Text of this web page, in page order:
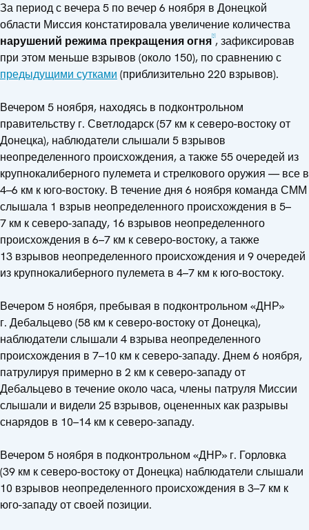
За период с вечера 5 по вечер 6 ноября в Донецкой
области Миссия констатировала увеличение количества
нарушений режима прекращения огня[1], зафиксировав
при этом меньше взрывов (около 150), по сравнению с
предыдущими сутками (приблизительно 220 взрывов).
Вечером 5 ноября, находясь в подконтрольном
правительству г. Светлодарск (57 км к северо-востоку от
Донецка), наблюдатели слышали 5 взрывов
неопределенного происхождения, а также 55 очередей из
крупнокалиберного пулемета и стрелкового оружия — все в
4–6 км к юго-востоку. В течение дня 6 ноября команда СММ
слышала 1 взрыв неопределенного происхождения в 5–
7 км к северо-западу, 16 взрывов неопределенного
происхождения в 6–7 км к северо-востоку, а также
13 взрывов неопределенного происхождения и 9 очередей
из крупнокалиберного пулемета в 4–7 км к юго-востоку.
Вечером 5 ноября, пребывая в подконтрольном «ДНР»
г. Дебальцево (58 км к северо‑востоку от Донецка),
наблюдатели слышали 4 взрыва неопределенного
происхождения в 7–10 км к северо-западу. Днем 6 ноября,
патрулируя примерно в 2 км к северо-западу от
Дебальцево в течение около часа, члены патруля Миссии
слышали и видели 25 взрывов, оцененных как разрывы
снарядов в 10–14 км к северо-западу.
Вечером 5 ноября в подконтрольном «ДНР» г. Горловка
(39 км к северо-востоку от Донецка) наблюдатели слышали
10 взрывов неопределенного происхождения в 3–7 км к
юго-западу от своей позиции.